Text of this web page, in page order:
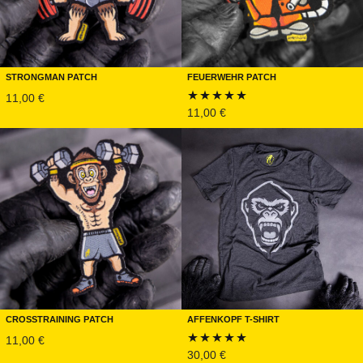
Strongman Patch
11,00 €
Feuerwehr Patch
Bewertet mit
11,00 €
Crosstraining Patch
11,00 €
Affenkopf T-Shirt
Bewertet mit
30,00 €